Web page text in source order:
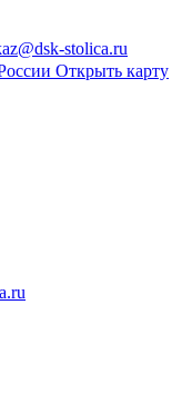
stolica.ru
Открыть карту